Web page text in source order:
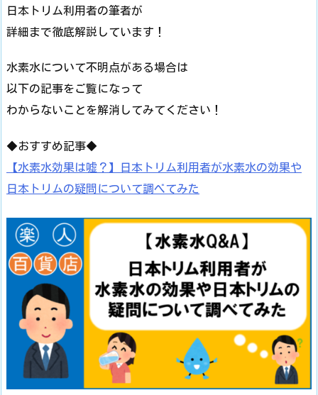
日本トリム利用者の筆者が
詳細まで徹底解説しています！
水素水について不明点がある場合は
以下の記事をご覧になって
わからないことを解消してみてください！
◆おすすめ記事◆
【水素水効果は嘘？】日本トリム利用者が水素水の効果や
日本トリムの疑問について調べてみた